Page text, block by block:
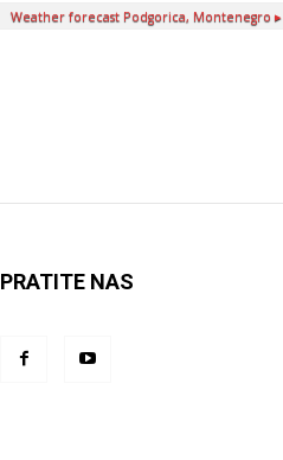
Weather forecast Podgorica, Montenegro ▸
PRATITE NAS